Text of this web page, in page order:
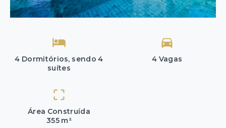
4 Dormitórios, sendo 4
suítes
4 Vagas
Área Construída
355 m²